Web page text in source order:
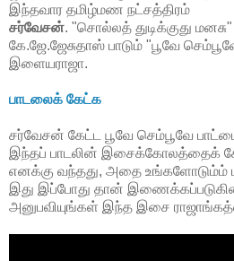
இந்தவார தமிழ்மண நட்சத்திரம்
சர்வேசன். "சொல்லத் துடிக்குது மனசு"
கே.ஜே.ஜேசுதாஸ் பாடும் "பூவே
இளையராஜா.
பாடலைக் கேட்க
சர்வேசன் கேட்ட பூவே செம்பூவே
இந்தப் பாடலின் இசைக்கோலத்தைக்
எனக்கு வந்தது, அதை உங்களோடும்ம்
இது இப்போது தான்
அனுபவியுங்கள் இந்த இசை